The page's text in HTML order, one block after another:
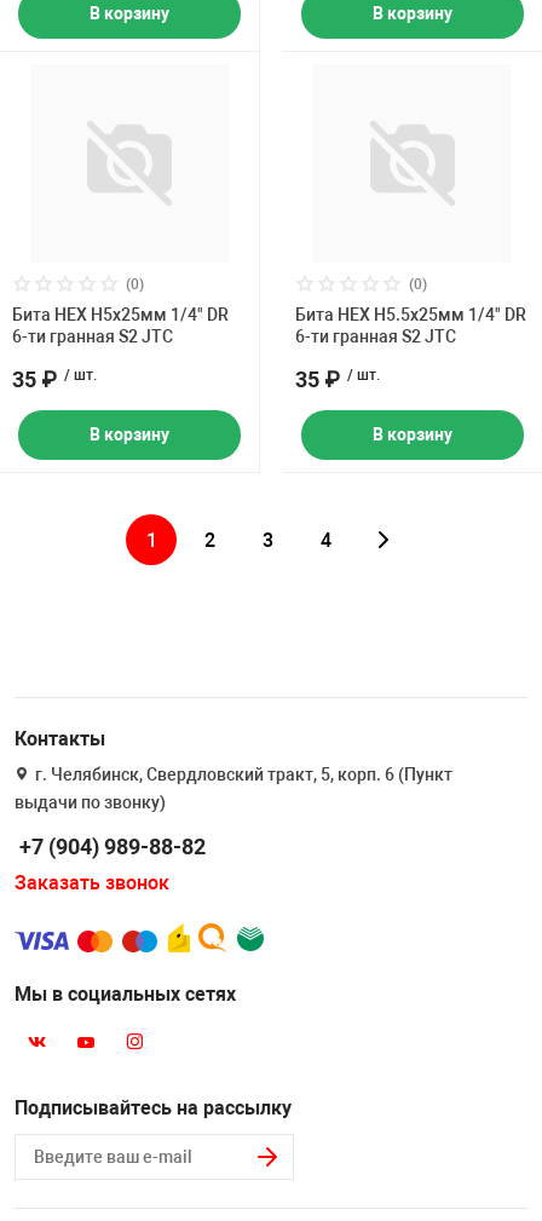
В корзину В корзину
(0)
Бита HEX H5х25мм 1/4" DR
6-ти гранная S2 JTC
35 ₽ / шт.
В корзину
(0)
Бита HEX H5.5х25мм 1/4" DR
6-ти гранная S2 JTC
35 ₽ / шт.
В корзину
1 2 3 4
Контакты
г. Челябинск, Свердловский тракт, 5, корп. 6 (Пункт
выдачи по звонку)
+7 (904) 989-88-82
Заказать звонок
Мы в социальных сетях
Подписывайтесь на рассылку